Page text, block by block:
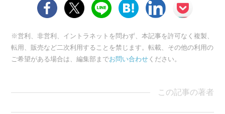
※営利、非営利、イントラネットを問わず、本記事を許可なく複製、
転用、販売など二次利用することを禁じます。転載、その他の利用の
ご希望がある場合は、編集部までお問い合わせ ください。
この記事の著者